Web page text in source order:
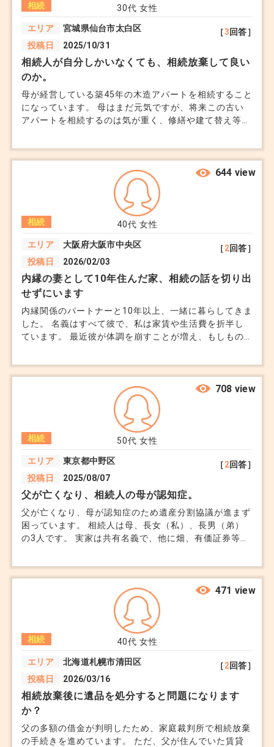
30代 女性
相続
エリア
宮城県仙台市太白区
投稿日
2025/10/31
［3回答］
相続人が自分しかいなくても、相続放棄して良い
のか。
母が経営している築45年の木造アパートを相続すること
になっています。 母はまだ元気ですが、将来この古い
アパートを相続するのは気が重く、修繕や建て替え等を
かいない為今は了承しているのですが、もし私が相続放
棄をしたら、このアパートはどうなるのでしょうか。
また、もし遺言書に私に相続させると記載があった場
合、相続放棄できない可能性はありますか。よろしくお
40代 女性
相続
エリア
大阪府大阪市中央区
投稿日
2026/02/03
［2回答］
644 view
内縁の妻として10年住んだ家、相続の話を切り出
せずにいます
内縁関係のパートナーと10年以上、一緒に暮らしてきま
した。 名義はすべて彼で、私は家賃や生活費を折半し
ています。 最近彼が体調を崩すことが増え、もしもの
と、お金目当てのように思われそうで踏み込めません。
私は47歳、彼は55歳です。 内縁の立場でも、事前にで
きる備えはあるのでしょうか。 話し合いのきっかけの
作り方も含めて悩んでいます。
50代 女性
相続
エリア
東京都中野区
投稿日
2025/08/07
［2回答］
708 view
父が亡くなり、相続人の母が認知症。
父が亡くなり、母が認知症のため遺産分割協議が進まず
困っています。 相続人は母、長女（私）、長男（弟）
の3人です。 実家は共有名義で、他に畑、有価証券等が
成年後見人の説明もされましたが、家を売却することは
できないと言われ困っています。
40代 女性
相続
エリア
北海道札幌市清田区
投稿日
2026/03/16
［2回答］
471 view
相続放棄後に遺品を処分すると問題になります
か？
父の多額の借金が判明したため、家庭裁判所で相続放棄
の手続きを進めています。 ただ、父が住んでいた賃貸